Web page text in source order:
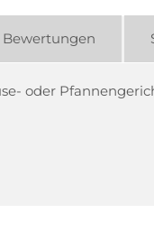
oder
Bewertungen